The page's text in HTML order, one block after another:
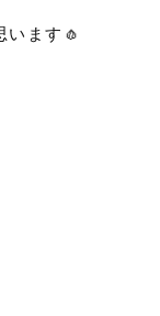
います🧄